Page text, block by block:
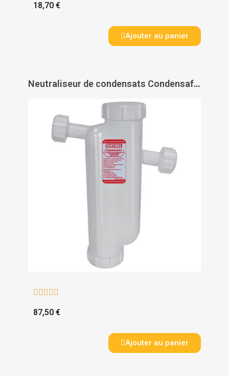
18,70 €
Ajouter au panier
Neutraliseur de condensats Condensafe + Sentinel - SENTINEL
    
87,50 €
Ajouter au panier